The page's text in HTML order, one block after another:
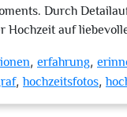
Durch
Hochzeit auf
, erfahrung,
,hochzeitsfotos,